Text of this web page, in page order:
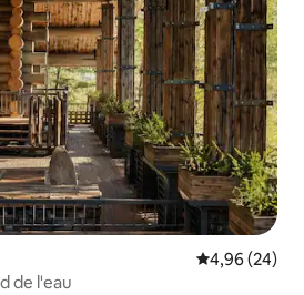
Note
4,96 (24)
de l'eau